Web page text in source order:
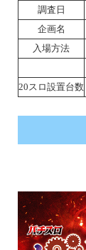
調査日
企画名
入場方法
20スロ設置台数